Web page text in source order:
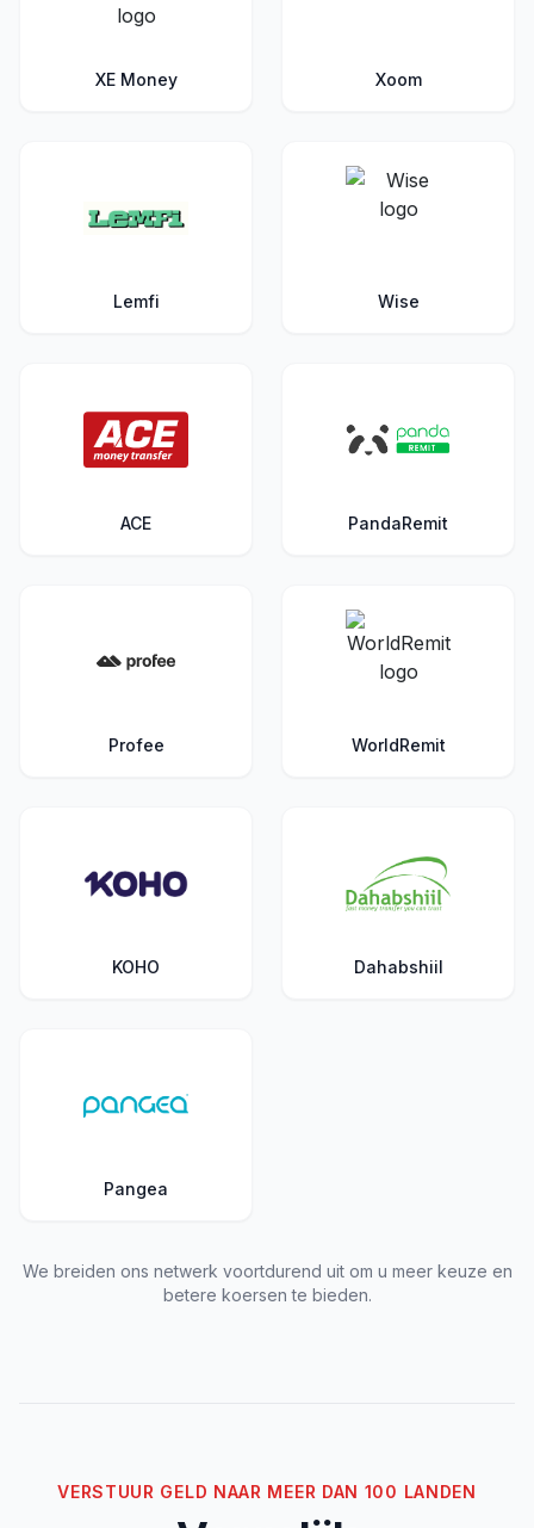
XE Money Xoom
Lemfi Wise
ACE PandaRemit
Profee WorldRemit
KOHO Dahabshiil
Pangea
We breiden ons netwerk voortdurend uit om u meer keuze en
betere koersen te bieden.
VERSTUUR GELD NAAR MEER DAN 100 LANDEN